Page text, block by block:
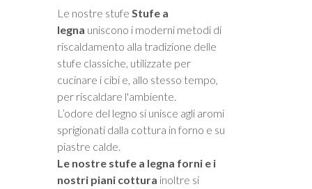
Le nostre stufe Stufe a
legna uniscono i moderni metodi di
riscaldamento alla tradizione delle
stufe classiche, utilizzate per
cucinare i cibi e, allo stesso tempo,
per riscaldare l'ambiente.
L’odore del legno si unisce agli aromi
sprigionati dalla cottura in forno e su
piastre calde.
Le nostre stufe a legna forni e i
nostri piani cottura inoltre si